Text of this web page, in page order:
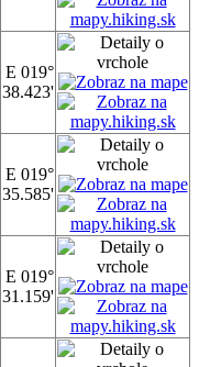
E 019°
38.423'
E 019°
35.585'
E 019°
31.159'